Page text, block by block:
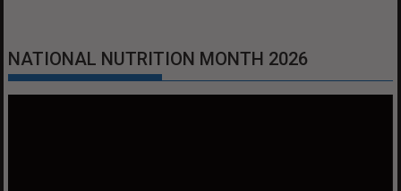
NATIONAL NUTRITION MONTH 2026